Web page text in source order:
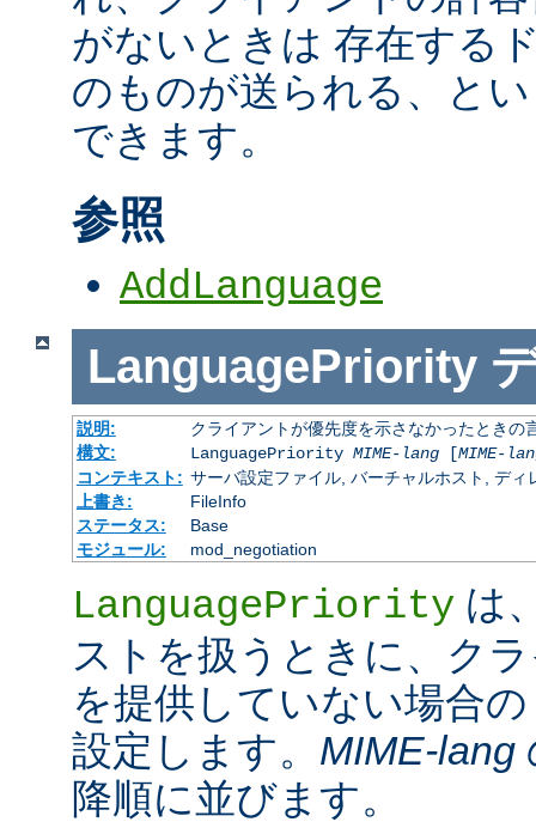
がないときは 存在する
のものが送られる、と
できます。
参照
AddLanguage
LanguagePriority
説明:
クライアントが優先度を示さなかったときの
構文:
LanguagePriority MIME-lang[MIME-
コンテキスト: サーバ設定ファイル, バーチャルホスト, ディ
上書き:
FileInfo
ステータス:
Base
モジュール:
mod_negotiation
LanguagePriority は
ストを扱うときに、ク
を提供していない場合
設定します。 MIME-lang
降順に並びます。